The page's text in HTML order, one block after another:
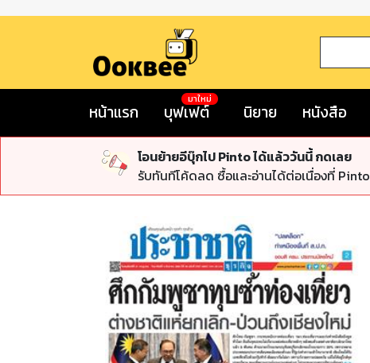
หน้าแรก บุฟเฟต์
มาใหม่
นิยาย หนังสือ
โอนย้ายอีบุ๊กไป Pinto ได้แล้ววันนี้ กดเลย
รับทันทีโค้ดลด ซื้อและอ่านได้ต่อเนื่องที่ Pinto